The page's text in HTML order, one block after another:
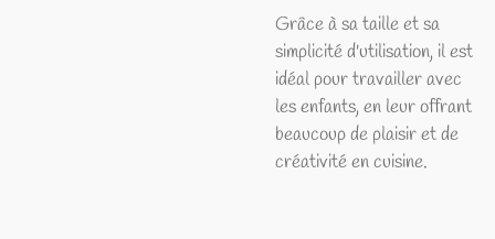
Grâce à sa taille et sa
simplicité d'utilisation, il est
idéal pour travailler avec
les enfants, en leur offrant
beaucoup de plaisir et de
créativité en cuisine.